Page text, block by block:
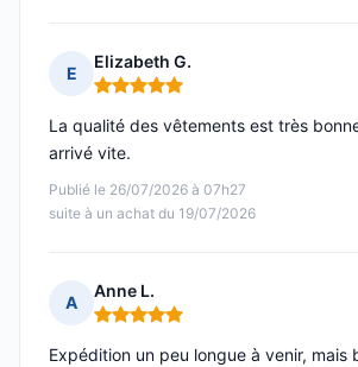
E
Elizabeth G.
Note : 5 sur 5
Publié le 26/07/2026 à 07h27
suite à un achat du 19/07/2026
La qualité des vêtements est très
arrivé vite.
A
Anne L.
Note : 5 sur 5
Expédition un peu longue à venir, mais